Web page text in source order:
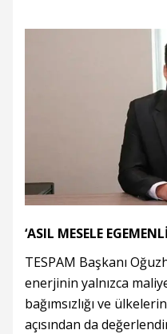
‘ASIL MESELE
TESPAM Başkanı
enerjinin yalnızca
bağımsızlığı ve
açısından da